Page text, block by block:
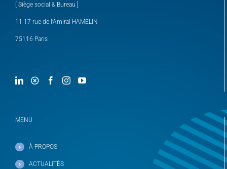
[ Siège social & Bureau ]
11-17 rue de l’Amiral HAMELIN
75116 Paris
MENU
À PROPOS
ACTUALITÉS